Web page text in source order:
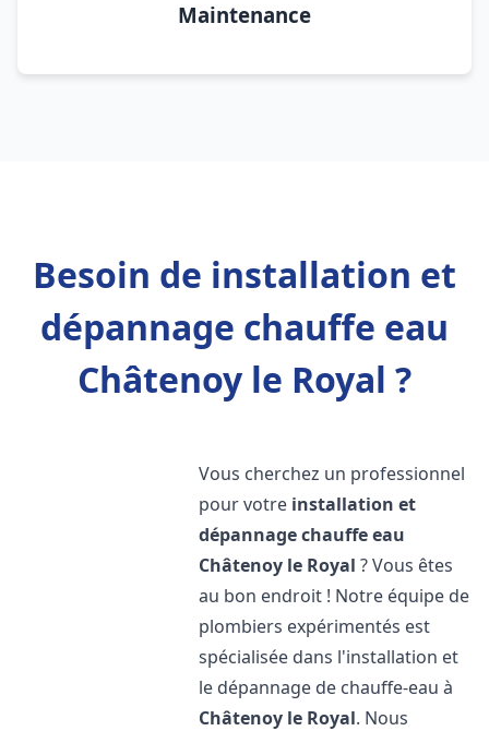
Maintenance
Besoin de installation et
dépannage chauffe eau
Châtenoy le Royal ?
Vous cherchez un professionnel
pour votre installation et
dépannage chauffe eau
Châtenoy le Royal ? Vous êtes
au bon endroit ! Notre équipe de
plombiers expérimentés est
spécialisée dans l'installation et
le dépannage de chauffe-eau à
Châtenoy le Royal. Nous